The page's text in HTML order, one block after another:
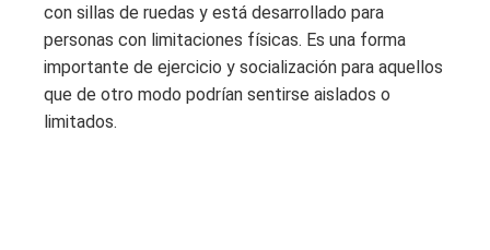
con sillas de ruedas y está desarrollado para
personas con limitaciones físicas. Es una forma
importante de ejercicio y socialización para aquellos
que de otro modo podrían sentirse aislados o
limitados.